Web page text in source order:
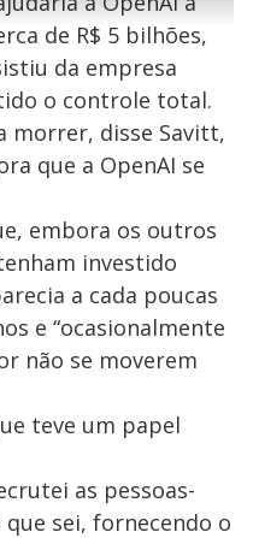
r
de R$ 5 bilhões,
da empresa
o controle total.
morrer, disse Savitt,
que a OpenAI se
embora os outros
investido
a cada poucas
e “ocasionalmente
não se moverem
teve um papel
as pessoas-
sei, fornecendo o